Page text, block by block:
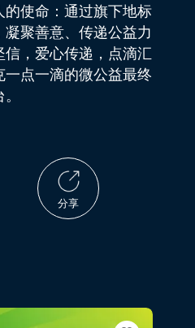
使命：通过旗下地标
聚善意、传递公益力
，爱心传递，点滴汇
点一滴的微公益最终
分享